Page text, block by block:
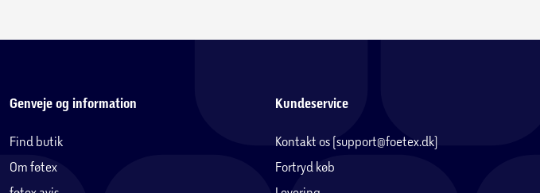
Genveje og information
Find butik
Om føtex
Kundeservice
Kontakt os (support@foetex.dk)
Fortryd køb